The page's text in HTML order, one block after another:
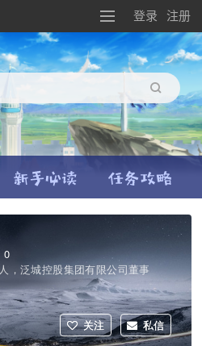
登录 注册
搜索
0
，泛城控股集团有限公司董事
关注 私信